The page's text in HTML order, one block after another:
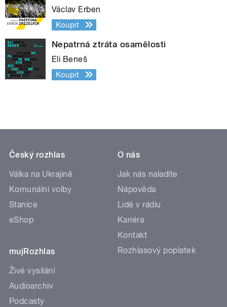
Václav Erben
Koupit
Nepatrná ztráta osamělosti
Eli Beneš
Koupit
Český rozhlas
Válka na Ukrajině
Komunální volby
Stanice
eShop
mujRozhlas
Živé vysílání
Audioarchiv
Podcasty
O nás
Jak nás naladíte
Nápověda
Lidé v rádiu
Kariéra
Kontakt
Rozhlasový poplatek